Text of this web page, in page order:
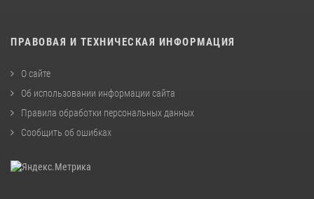
ПРАВОВАЯ И ТЕХНИЧЕСКАЯ ИНФОРМАЦИЯ
О сайте
Об использовании информации сайта
Правила обработки персональных данных
Сообщить об ошибках